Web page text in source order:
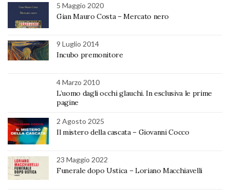
5 Maggio 2020
Gian Mauro Costa – Mercato nero
9 Luglio 2014
Incubo premonitore
4 Marzo 2010
L’uomo dagli occhi glauchi. In esclusiva le prime
pagine
2 Agosto 2025
Il mistero della cascata – Giovanni Cocco
23 Maggio 2022
Funerale dopo Ustica – Loriano Macchiavelli